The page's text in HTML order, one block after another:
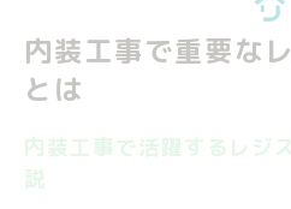
内装工事の観点か
性
内装工事で重要な
とは
内装工事で活躍するレジ
説